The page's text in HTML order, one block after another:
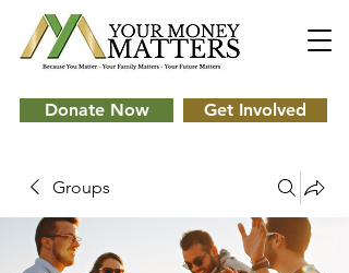
Donate Now Get Involved
Groups